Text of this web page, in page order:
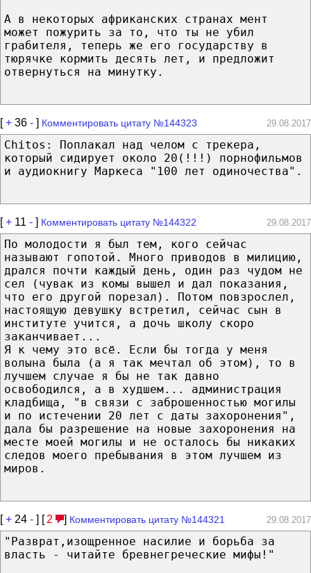
А в некоторых африканских странах мент
может пожурить за то, что ты не убил
грабителя, теперь же его государству в
тюрячке кормить десять лет, и предложит
отвернуться на минутку.
[+ 36 - ] Комментировать цитату №144323 29.08.2017
Chitos: Поплакал над челом с трекера,
который сидирует около 20(!!!) порнофильмов
и аудиокнигу Маркеса "100 лет одиночества".
[+ 11 - ] Комментировать цитату №144322 29.08.2017
По молодости я был тем, кого сейчас
называют гопотой. Много приводов в милицию,
дрался почти каждый день, один раз чудом не
сел (чувак из комы вышел и дал показания,
что его другой порезал). Потом повзрослел,
настоящую девушку встретил, сейчас сын в
институте учится, а дочь школу скоро
заканчивает...
Я к чему это всё. Если бы тогда у меня
волына была (а я так мечтал об этом), то в
лучшем случае я бы не так давно
освободился, а в худшем... администрация
кладбища, "в связи с заброшенностью могилы
и по истечении 20 лет с даты захоронения",
дала бы разрешение на новые захоронения на
месте моей могилы и не осталось бы никаких
следов моего пребывания в этом лучшем из
миров.
[+ 24 - ] [ 2 ] Комментировать цитату №144321 29.08.2017
"Разврат,изощренное насилие и борьба за
власть - читайте бревнегреческие мифы!"